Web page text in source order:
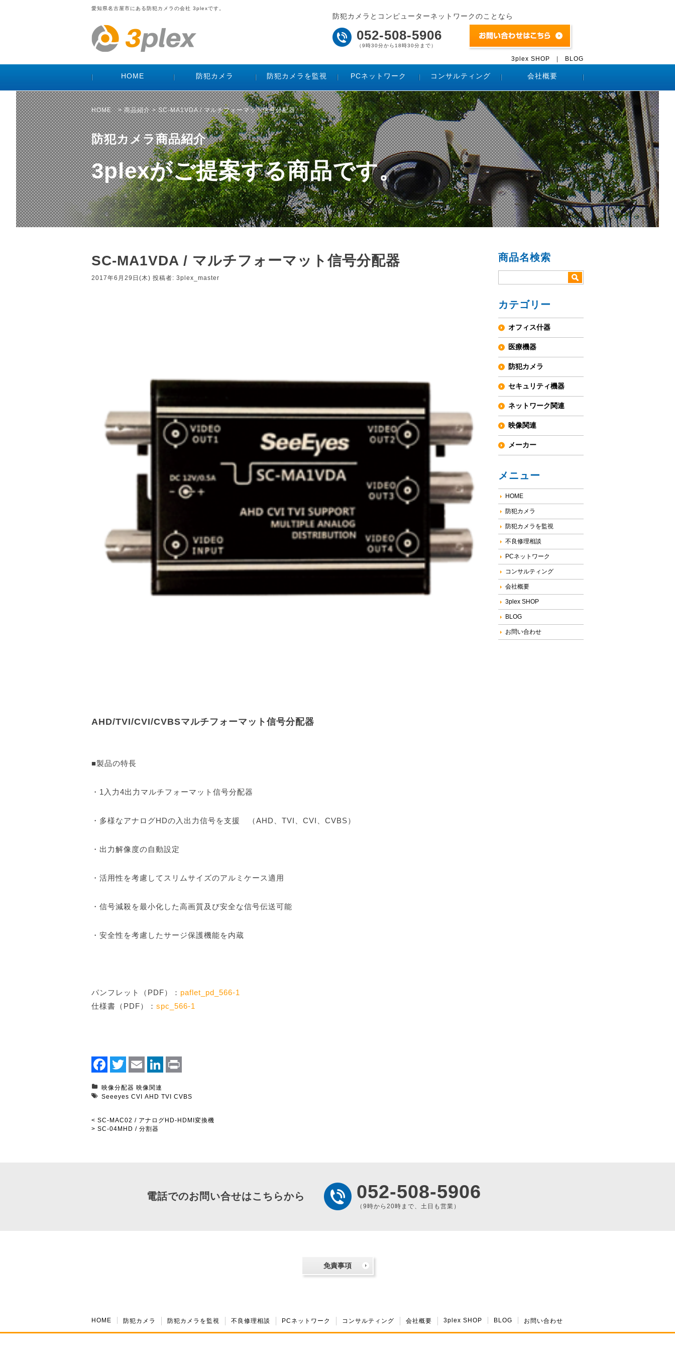
愛知県名古屋市にある防犯カメラの会社 3plexです。
防犯カメラとコンピューターネットワークのことなら
052-508-5906
（9時30分から18時30分まで）
3plex SHOP BLOG
HOME 防犯カメラ 防犯カメラを監視 PCネットワーク コンサルティング 会社概要
HOME>商品紹介> SC-MA1VDA / マルチフォーマット信号分配器
防犯カメラ商品紹介
3plexがご提案する商品です。
商品名検索
カテゴリー
オフィス什器
医療機器
防犯カメラ
セキュリティ機器
ネットワーク関連
映像関連
メーカー
メニュー
HOME
防犯カメラ
防犯カメラを監視
不良修理相談
PCネットワーク
コンサルティング
会社概要
3plex SHOP
BLOG
お問い合わせ
SC-MA1VDA / マルチフォーマット信号分配器
2017年6月29日(木) 投稿者: 3plex_master
AHD/TVI/CVI/CVBSマルチフォーマット信号分配器
■製品の特長
・1入力4出力マルチフォーマット信号分配器
・多様なアナログHDの入出力信号を支援 （AHD、TVI、CVI、CVBS）
・出力解像度の自動設定
・活用性を考慮してスリムサイズのアルミケース適用
・信号減殺を最小化した高画質及び安全な信号伝送可能
・安全性を考慮したサージ保護機能を内蔵
パンフレット（PDF）： paflet_pd_566-1
仕様書（PDF）： spc_566-1
映像分配器 映像関連
Seeeyes CVI AHD TVI CVBS
< SC-MAC02 / アナログHD-HDMI変換機
> SC-04MHD / 分割器
電話でのお問い合せはこちらから 052-508-5906
（9時から20時まで、土日も営業）
免責事項
HOME 防犯カメラ 防犯カメラを監視 不良修理相談 PCネットワーク コンサルティング 会社概要 3plex SHOP BLOG お問い合わせ